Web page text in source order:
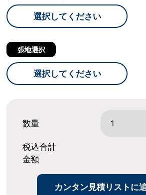
選択してください
張地選択
選択してください
数量
税込合計
金額
カンタン見積リストに